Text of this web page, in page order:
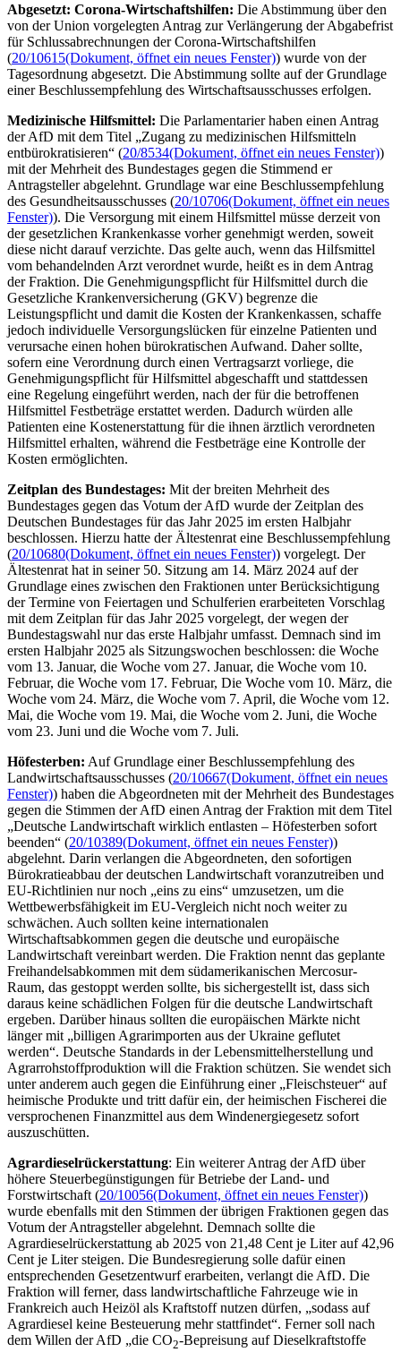
Abgesetzt: Corona-Wirtschaftshilfen: Die Abstimmung über den
von der Union vorgelegten Antrag zur Verlängerung der Abgabefrist
für Schlussabrechnungen der Corona-Wirtschaftshilfen
(20/10615(Dokument, öffnet ein neues Fenster)) wurde von der
Tagesordnung abgesetzt. Die Abstimmung sollte auf der Grundlage
einer Beschlussempfehlung des Wirtschaftsausschusses erfolgen.
Medizinische Hilfsmittel: Die Parlamentarier haben einen Antrag
der AfD mit dem Titel „Zugang zu medizinischen Hilfsmitteln
entbürokratisieren“ (20/8534(Dokument, öffnet ein neues Fenster))
mit der Mehrheit des Bundestages gegen die Stimmend er
Antragsteller abgelehnt. Grundlage war eine Beschlussempfehlung
des Gesundheitsausschusses (20/10706(Dokument, öffnet ein neues
Fenster)). Die Versorgung mit einem Hilfsmittel müsse derzeit von
der gesetzlichen Krankenkasse vorher genehmigt werden, soweit
diese nicht darauf verzichte. Das gelte auch, wenn das Hilfsmittel
vom behandelnden Arzt verordnet wurde, heißt es in dem Antrag
der Fraktion. Die Genehmigungspflicht für Hilfsmittel durch die
Gesetzliche Krankenversicherung (GKV) begrenze die
Leistungspflicht und damit die Kosten der Krankenkassen, schaffe
jedoch individuelle Versorgungslücken für einzelne Patienten und
verursache einen hohen bürokratischen Aufwand. Daher sollte,
sofern eine Verordnung durch einen Vertragsarzt vorliege, die
Genehmigungspflicht für Hilfsmittel abgeschafft und stattdessen
eine Regelung eingeführt werden, nach der für die betroffenen
Hilfsmittel Festbeträge erstattet werden. Dadurch würden alle
Patienten eine Kostenerstattung für die ihnen ärztlich verordneten
Hilfsmittel erhalten, während die Festbeträge eine Kontrolle der
Kosten ermöglichten.
Zeitplan des Bundestages: Mit der breiten Mehrheit des
Bundestages gegen das Votum der AfD wurde der Zeitplan des
Deutschen Bundestages für das Jahr 2025 im ersten Halbjahr
beschlossen. Hierzu hatte der Ältestenrat eine Beschlussempfehlung
(20/10680(Dokument, öffnet ein neues Fenster)) vorgelegt. Der
Ältestenrat hat in seiner 50. Sitzung am 14. März 2024 auf der
Grundlage eines zwischen den Fraktionen unter Berücksichtigung
der Termine von Feiertagen und Schulferien erarbeiteten Vorschlag
mit dem Zeitplan für das Jahr 2025 vorgelegt, der wegen der
Bundestagswahl nur das erste Halbjahr umfasst. Demnach sind im
ersten Halbjahr 2025 als Sitzungswochen beschlossen: die Woche
vom 13. Januar, die Woche vom 27. Januar, die Woche vom 10.
Februar, die Woche vom 17. Februar, Die Woche vom 10. März, die
Woche vom 24. März, die Woche vom 7. April, die Woche vom 12.
Mai, die Woche vom 19. Mai, die Woche vom 2. Juni, die Woche
vom 23. Juni und die Woche vom 7. Juli.
Höfesterben: Auf Grundlage einer Beschlussempfehlung des
Landwirtschaftsausschusses (20/10667(Dokument, öffnet ein neues
Fenster)) haben die Abgeordneten mit der Mehrheit des Bundestages
gegen die Stimmen der AfD einen Antrag der Fraktion mit dem Titel
„Deutsche Landwirtschaft wirklich entlasten – Höfesterben sofort
beenden“ (20/10389(Dokument, öffnet ein neues Fenster))
abgelehnt. Darin verlangen die Abgeordneten, den sofortigen
Bürokratieabbau der deutschen Landwirtschaft voranzutreiben und
EU-Richtlinien nur noch „eins zu eins“ umzusetzen, um die
Wettbewerbsfähigkeit im EU-Vergleich nicht noch weiter zu
schwächen. Auch sollten keine internationalen
Wirtschaftsabkommen gegen die deutsche und europäische
Landwirtschaft vereinbart werden. Die Fraktion nennt das geplante
Freihandelsabkommen mit dem südamerikanischen Mercosur-
Raum, das gestoppt werden sollte, bis sichergestellt ist, dass sich
daraus keine schädlichen Folgen für die deutsche Landwirtschaft
ergeben. Darüber hinaus sollten die europäischen Märkte nicht
länger mit „billigen Agrarimporten aus der Ukraine geflutet
werden“. Deutsche Standards in der Lebensmittelherstellung und
Agrarrohstoffproduktion will die Fraktion schützen. Sie wendet sich
unter anderem auch gegen die Einführung einer „Fleischsteuer“ auf
heimische Produkte und tritt dafür ein, der heimischen Fischerei die
versprochenen Finanzmittel aus dem Windenergiegesetz sofort
auszuschütten.
Agrardieselrückerstattung: Ein weiterer Antrag der AfD über
höhere Steuerbegünstigungen für Betriebe der Land- und
Forstwirtschaft (20/10056(Dokument, öffnet ein neues Fenster))
wurde ebenfalls mit den Stimmen der übrigen Fraktionen gegen das
Votum der Antragsteller abgelehnt. Demnach sollte die
Agrardieselrückerstattung ab 2025 von 21,48 Cent je Liter auf 42,96
Cent je Liter steigen. Die Bundesregierung solle dafür einen
entsprechenden Gesetzentwurf erarbeiten, verlangt die AfD. Die
Fraktion will ferner, dass landwirtschaftliche Fahrzeuge wie in
Frankreich auch Heizöl als Kraftstoff nutzen dürfen, „sodass auf
Agrardiesel keine Besteuerung mehr stattfindet“. Ferner soll nach
dem Willen der AfD „die CO2-Bepreisung auf Dieselkraftstoffe